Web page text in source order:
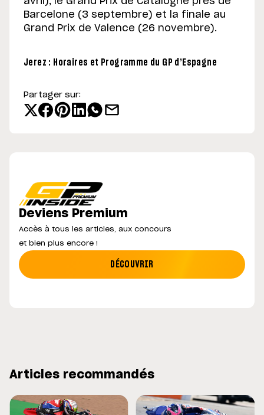
Barcelone (3 septembre) et la finale au
Grand Prix de Valence (26 novembre).
Jerez : Horaires et Programme du GP d’Espagne
Partager sur:
Deviens Premium
Accès à tous les articles, aux concours
et bien plus encore !
DÉCOUVRIR
Articles recommandés